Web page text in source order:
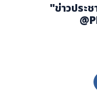
IG :
"ข่าวประ